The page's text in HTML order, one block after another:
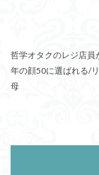
哲学オタクのレジ店
年の顔50に選ばれる/
母